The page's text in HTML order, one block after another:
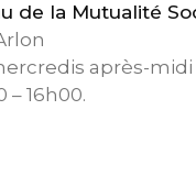
de la Mutualité
après-
– 16h00.